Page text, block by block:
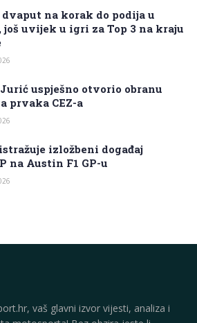
na korak do podija u
još uvijek u igri za Top 3 na kraju
uspješno otvorio obranu
prvaka CEZ-a
izložbeni događaj
na Austin F1 GP-u
vaš glavni izvor vijesti, analiza i